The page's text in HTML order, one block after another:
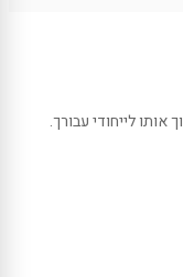
אותו לייחודי עבורך.